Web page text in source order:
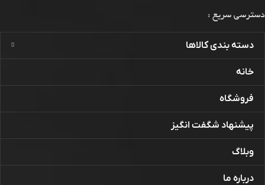
دسترسی سریع :
دسته بندی کالاها
خانه
فروشگاه
پیشنهاد شگفت انگیز
وبلاگ
درباره ما